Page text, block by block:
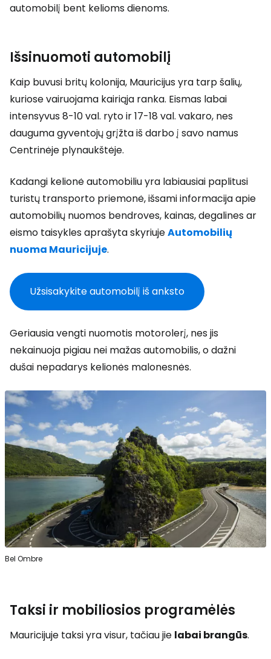
automobilį bent kelioms dienoms.
Išsinuomoti automobilį
Kaip buvusi britų kolonija, Mauricijus yra tarp šalių,
kuriose vairuojama kairiąja ranka. Eismas labai
intensyvus 8-10 val. ryto ir 17-18 val. vakaro, nes
dauguma gyventojų grįžta iš darbo į savo namus
Centrinėje plynaukštėje.
Kadangi kelionė automobiliu yra labiausiai paplitusi
turistų transporto priemonė, išsami informacija apie
automobilių nuomos bendroves, kainas, degalines ar
eismo taisykles aprašyta skyriujeAutomobilių
nuoma Mauricijuje.
Užsisakykite automobilį iš anksto
Geriausia vengti nuomotis motorolerį, nes jis
nekainuoja pigiau nei mažas automobilis, o dažni
dušai nepadarys kelionės malonesnės.
Bel Ombre
Taksi ir mobiliosios programėlės
Mauricijuje taksi yra visur, tačiau jie labai brangūs.